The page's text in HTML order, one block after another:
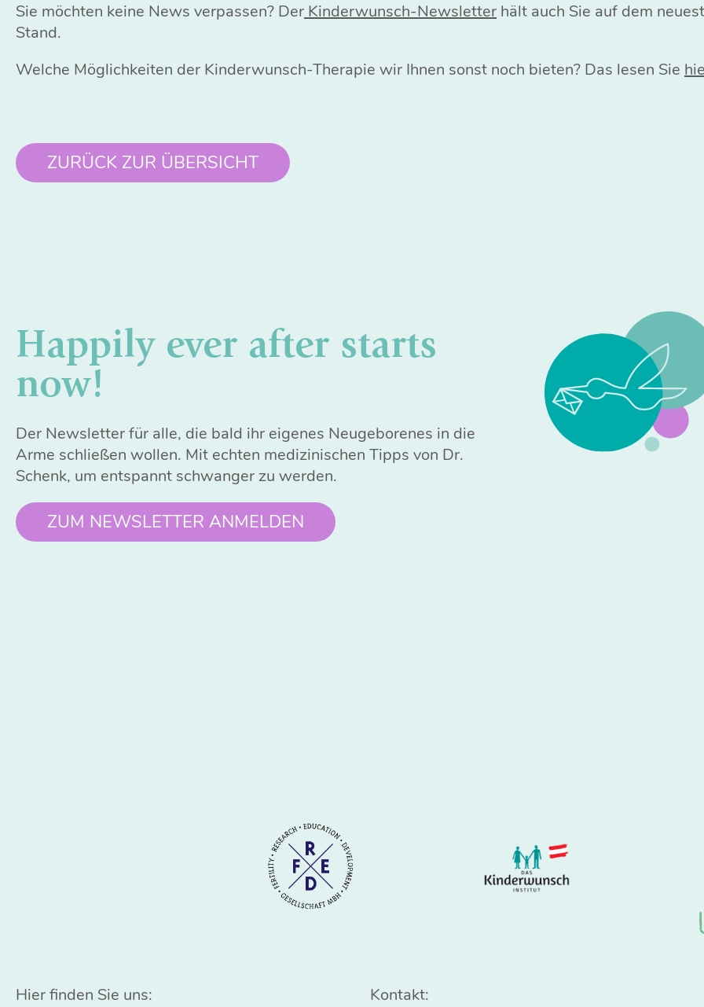
Sie möchten keine News verpassen? Der Kinderwunsch-Newsletter hält auch Sie auf dem
Stand.
Welche Möglichkeiten der Kinderwunsch-Therapie wir Ihnen sonst noch bieten? Das lesen Sie
ZURÜCK ZUR ÜBERSICHT
Happily ever after starts
now!
Der Newsletter für alle, die bald ihr eigenes Neugeborenes in die
Arme schließen wollen. Mit echten medizinischen Tipps von Dr.
Schenk, um entspannt schwanger zu werden.
ZUM NEWSLETTER ANMELDEN
Hier finden Sie uns:
Kontakt: